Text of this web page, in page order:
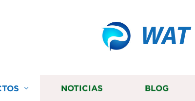
WAT
NOTICIAS BLOG